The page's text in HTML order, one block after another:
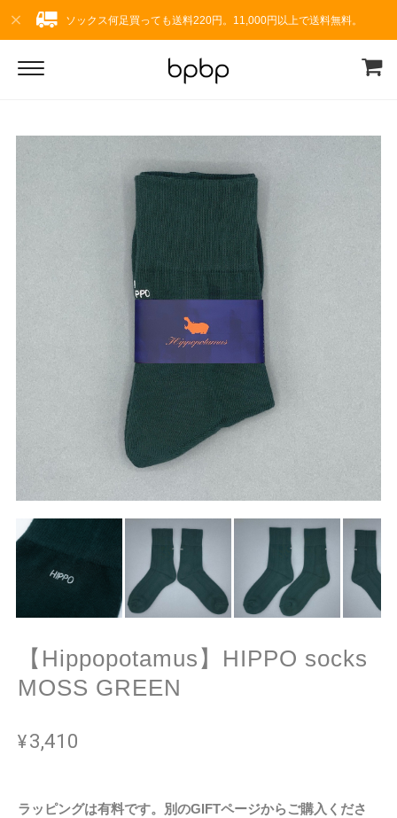
ソックス何足買っても送料220円。11,000円以上で送料無料。
【Hippopotamus】HIPPO socks
MOSS GREEN
¥3,410
ラッピングは有料です。別のGIFTページからご購入くださ